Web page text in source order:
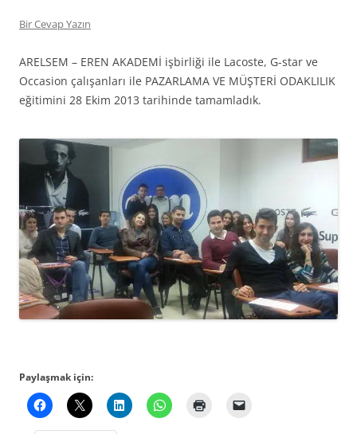
Bir Cevap Yazın
ARELSEM – EREN AKADEMİ işbirliği ile Lacoste, G-star ve
Occasion çalışanları ile PAZARLAMA VE MÜŞTERİ ODAKLILIK
eğitimini 28 Ekim 2013 tarihinde tamamladık.
Paylaşmak için: